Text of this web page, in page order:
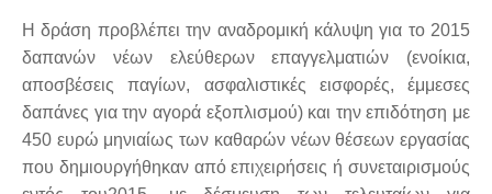
Η δράση προβλέπει την αναδρομική κάλυψη για το 2015
δαπανών νέων ελεύθερων επαγγελματιών (ενοίκια,
αποσβέσεις παγίων, ασφαλιστικές εισφορές, έμμεσες
δαπάνες για την αγορά εξοπλισμού) και την επιδότηση με
450 ευρώ μηνιαίως των καθαρών νέων θέσεων εργασίας
που δημιουργήθηκαν από επιχειρήσεις ή συνεταιρισμούς